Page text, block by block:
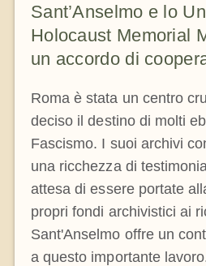
Sant’Anselmo e lo
Holocaust Memorial
un accordo di
Roma è stata un centro
deciso il destino di molti
Fascismo. I suoi archivi
una ricchezza di
attesa di essere portate
propri fondi archivistici ai
Sant'Anselmo offre un
a questo importante